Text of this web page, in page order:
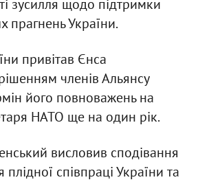
зусилля щодо підтримки
прагнень України.
привітав Єнса
членів Альянсу
його повноважень на
НАТО ще на один рік.
висловив сподівання
співпраці України та